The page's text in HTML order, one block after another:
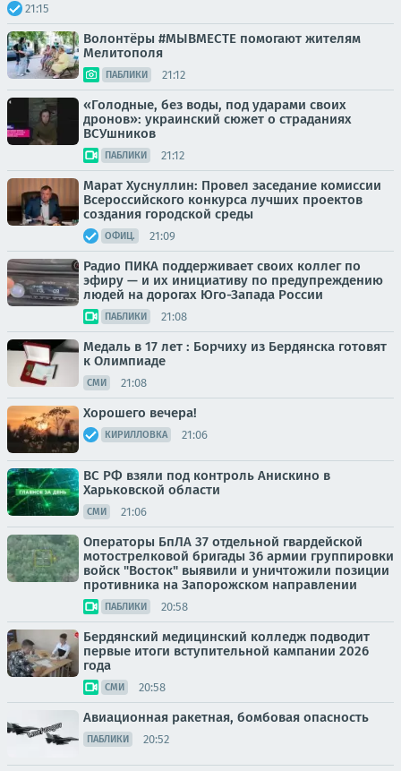
21:15
Волонтёры #МЫВМЕСТЕ помогают жителям
Мелитополя
ПАБЛИКИ 21:12
«Голодные, без воды, под ударами своих
дронов»: украинский сюжет о страданиях
ВСУшников
ПАБЛИКИ 21:12
Марат Хуснуллин: Провел заседание комиссии
Всероссийского конкурса лучших проектов
создания городской среды
ОФИЦ. 21:09
Радио ПИКА поддерживает своих коллег по
эфиру — и их инициативу по предупреждению
людей на дорогах Юго-Запада России
ПАБЛИКИ 21:08
Медаль в 17 лет : Борчиху из Бердянска готовят
к Олимпиаде
СМИ 21:08
Хорошего вечера!
КИРИЛЛОВКА 21:06
ВС РФ взяли под контроль Анискино в
Харьковской области
СМИ 21:06
Операторы БпЛА 37 отдельной гвардейской
мотострелковой бригады 36 армии группировки
войск "Восток" выявили и уничтожили позиции
противника на Запорожском направлении
ПАБЛИКИ 20:58
Бердянский медицинский колледж подводит
первые итоги вступительной кампании 2026
года
СМИ 20:58
Авиационная ракетная, бомбовая опасность
ПАБЛИКИ 20:52